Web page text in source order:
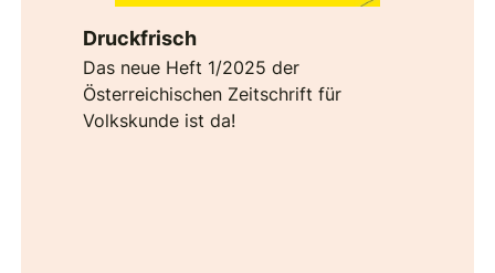
Druckfrisch
Das neue Heft 1/2025 der
Österreichischen Zeitschrift für
Volkskunde ist da!